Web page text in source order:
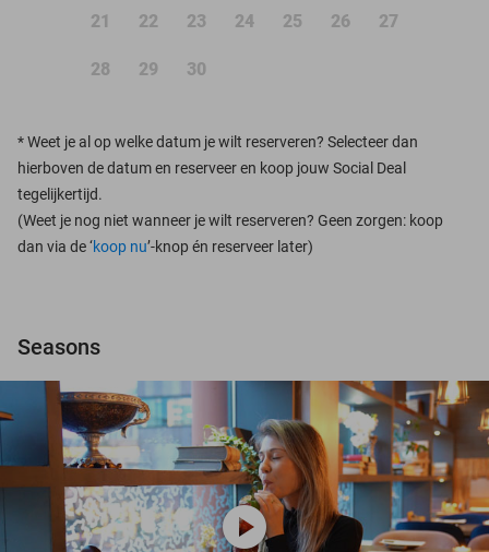
21 22 23 24 25 26 27
28 29 30
*Weet je al op welke datum je wilt reserveren? Selecteer dan
hierboven de datum en reserveer en koop jouw Social Deal
tegelijkertijd.
(Weet je nog niet wanneer je wilt reserveren? Geen zorgen: koop
dan via de ‘koop nu’-knop én reserveer later)
Seasons
play_circle